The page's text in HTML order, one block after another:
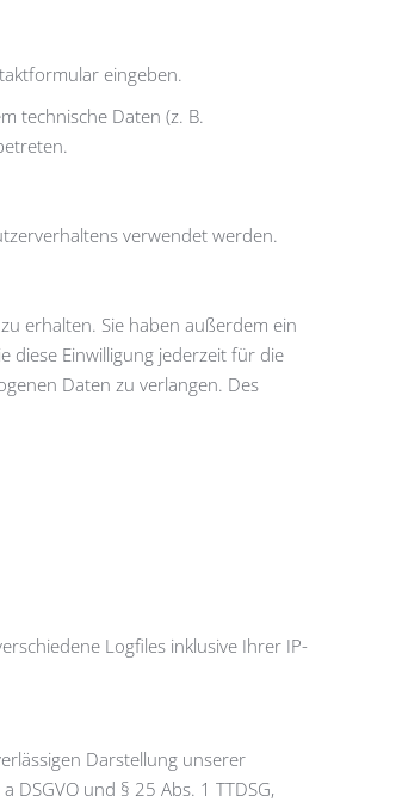
eingeben.
technische Daten (z. B.
verwendet werden.
erhalten. Sie haben außerdem ein
diese Einwilligung jederzeit für die
Daten zu verlangen. Des
Logfiles inklusive Ihrer IP-
Darstellung unserer
und § 25 Abs. 1 TTDSG,